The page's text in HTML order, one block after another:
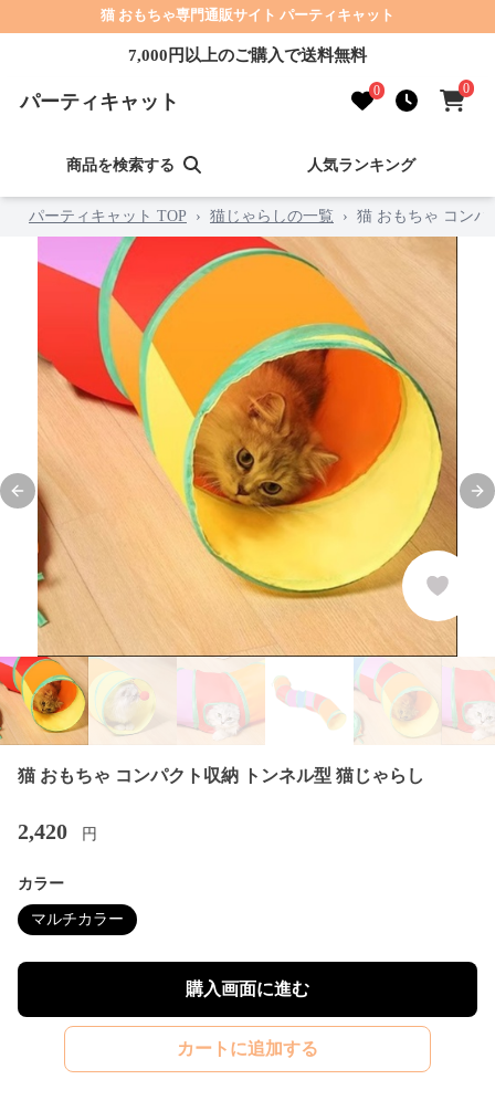
猫 おもちゃ専門通販サイト パーティキャット
7,000円以上のご購入で送料無料
パーティキャット 0 0
商品を検索する 人気ランキング
パーティキャット TOP › 猫じゃらしの一覧 › 猫 おもちゃ コンパ
Previous slide
猫 おもちゃ コンパクト収納 トンネル型 猫じゃらし
2,420 円
カラー
マルチカラー
購入画面に進む
カートに追加する